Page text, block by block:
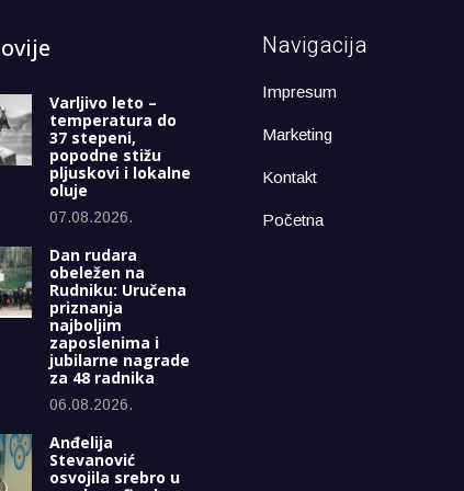
Varljivo leto –
temperatura do
37 stepeni,
popodne stižu
pljuskovi i lokalne
oluje
07.08.2026.
Dan rudara
obeležen na
Rudniku: Uručena
priznanja
najboljim
zaposlenima i
jubilarne nagrade
za 48 radnika
06.08.2026.
Anđelija
Stevanović
osvojila srebro u
Navigacija
Impresum
Marketing
Kontakt
Početna